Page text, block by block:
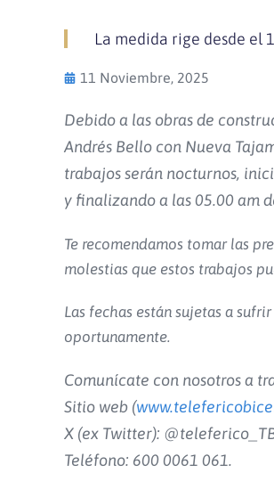
La medida rige desde el
11 Noviembre, 2025
Debido a las obras de
Andrés Bello con Nueva
trabajos serán nocturnos,
y finalizando a las 05.00 am
Te recomendamos tomar las
molestias que estos trabajos
Las fechas están sujetas a
oportunamente.
Comunícate con nosotros a
Sitio web (
X (ex Twitter):
Teléfono: 600 0061 061.